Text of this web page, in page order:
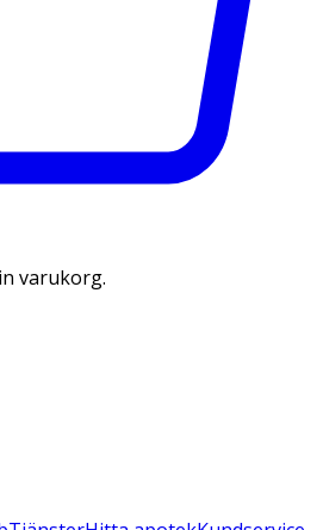
varukorg.